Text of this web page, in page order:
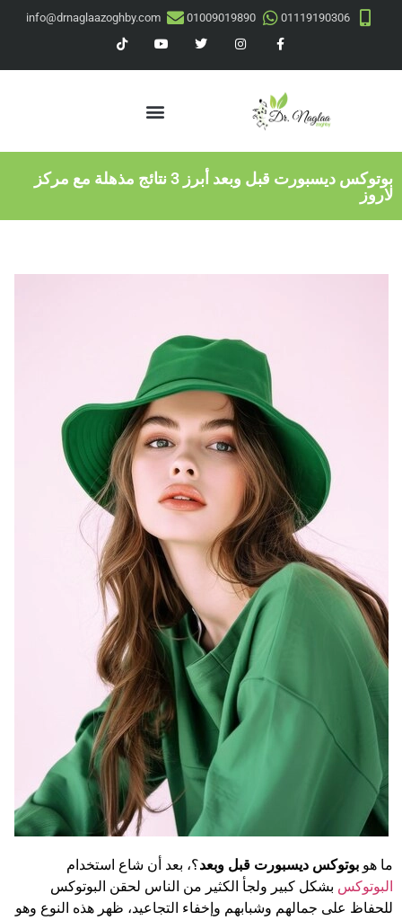
01119190306
01009019890
info@drnaglaazoghby.com
بوتوكس ديسبورت قبل وبعد أبرز 3 نتائج مذهلة مع مركز
لاروز
ما هو بوتوكس ديسبورت قبل وبعد؟، بعد أن شاع استخدام
البوتوكس بشكل كبير ولجأ الكثير من الناس لحقن البوتوكس
للحفاظ على جمالهم وشبابهم وإخفاء التجاعيد، ظهر هذه النوع وهو